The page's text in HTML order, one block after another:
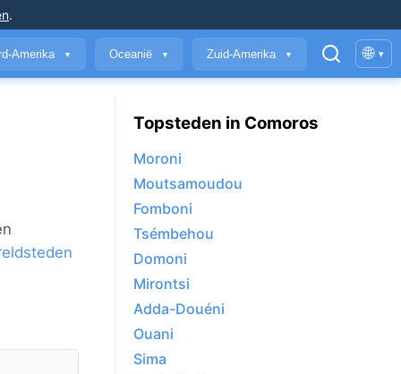
.
Amerika ▼ Oceanië ▼ Zuid-Amerika ▼ 🌐 ▾
Topsteden in Comoros
Moroni
Moutsamoudou
Fomboni
Tsémbehou
Domoni
Mirontsi
Adda-Douéni
Ouani
Sima